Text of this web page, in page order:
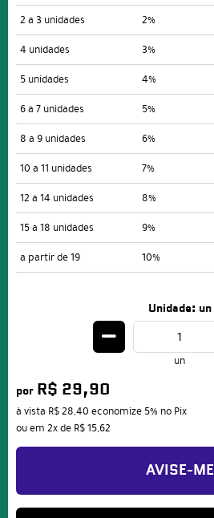
2 a 3 unidades
2%
4 unidades
3%
5 unidades
4%
6 a 7 unidades
5%
8 a 9 unidades
6%
10 a 11 unidades
7%
12 a 14 unidades
8%
15 a 18 unidades
9%
a partir de 19
10%
Unidade: un
un
por R$ 29,90
à vista R$ 28,40 economize 5% no Pix
ou em 2xde R$ 15,62
AVISE-ME